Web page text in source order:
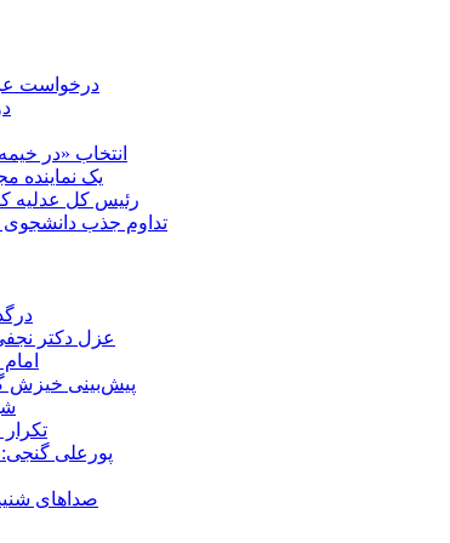
درخواست
انتخاب «در
یک نماینده
رئیس کل عدلیه
تداوم جذب
عزل دکتر
پیش‌بینی خیزش
پورعلی گنجی:
صداهای